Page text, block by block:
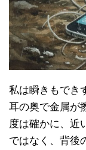
私は瞬きもでき
耳の奥で金属が
度は確かに、近
ではなく、背後